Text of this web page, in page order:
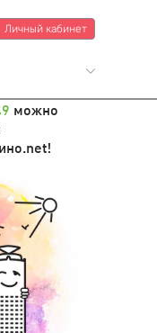
Личный кабинет
можно